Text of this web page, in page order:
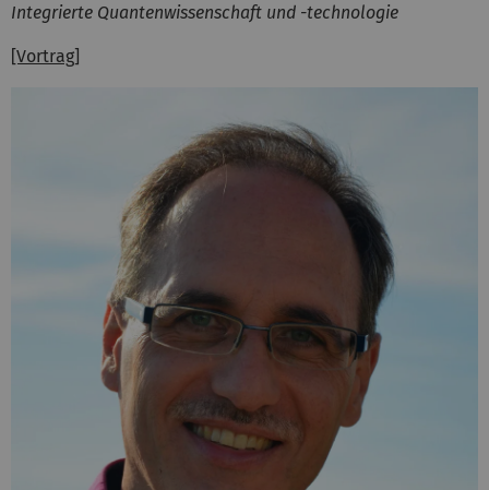
Integrierte Quantenwissenschaft und -technologie
[Vortrag]